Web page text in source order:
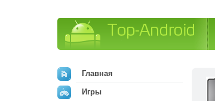
Главная
Игры